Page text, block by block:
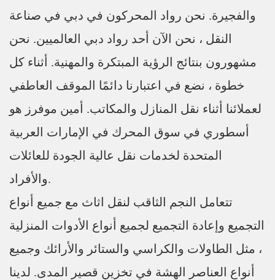
والفجيرة. نحن رواد المحركون في دبي في صناعة
النقل ، نحن الآن أحد رواد دبي العالميين. نحن
مشهورون بنتائج الرؤية المبتكرة والمهنية. أثناء كل
خطوة ، نضع في اعتبارنا دائمًا الموقف العاطفي
لعملائنا أثناء نقل المنازل والمكاتب. أمين موفرز هو
أسطوري في سوق المحرك في الإمارات العربية
المتحدة لخدمات نقل عالية الجودة للعائلات
والأفراد.
تتعامل النجم الثاقب لنقل اثاث مع جميع أنواع
التجميع وإعادة التجميع لجميع أنواع الأدوات المنزلية
، مثل الطاولات والكراسي والستائر والأرائك وجميع
أنواع العناصر الهشة في تخزين قصير المدى. لدينا